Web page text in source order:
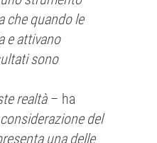
che quando le
e attivano
sono
realtà– ha
del
una delle